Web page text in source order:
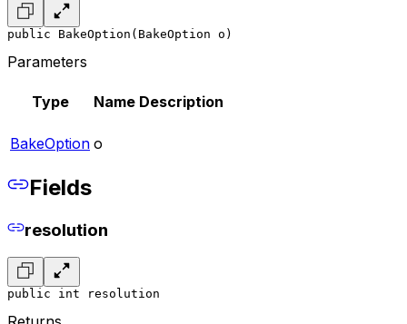
public BakeOption(BakeOption o)
Parameters
Type Name Description
BakeOption o
Fields
resolution
public int resolution